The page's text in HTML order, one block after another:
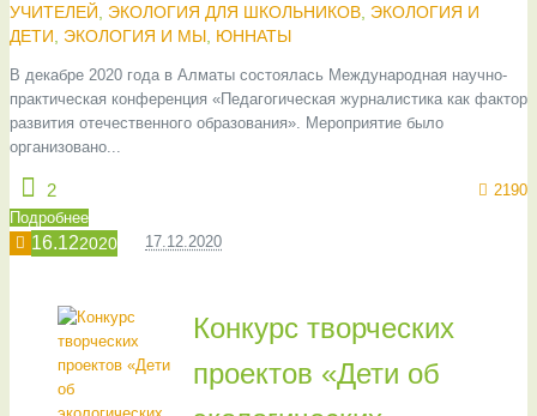
УЧИТЕЛЕЙ, ЭКОЛОГИЯ ДЛЯ ШКОЛЬНИКОВ, ЭКОЛОГИЯ И
ДЕТИ, ЭКОЛОГИЯ И МЫ, ЮННАТЫ
В декабре 2020 года в Алматы состоялась Международная научно-
практическая конференция «Педагогическая журналистика как фактор
развития отечественного образования». Мероприятие было
организовано...
2
2190
Подробнее
16.122020 17.12.2020
Конкурс творческих
проектов «Дети об